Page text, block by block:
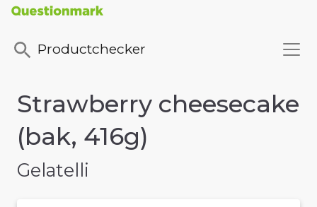
Productchecker
Strawberry cheesecake
(bak, 416g)
Gelatelli